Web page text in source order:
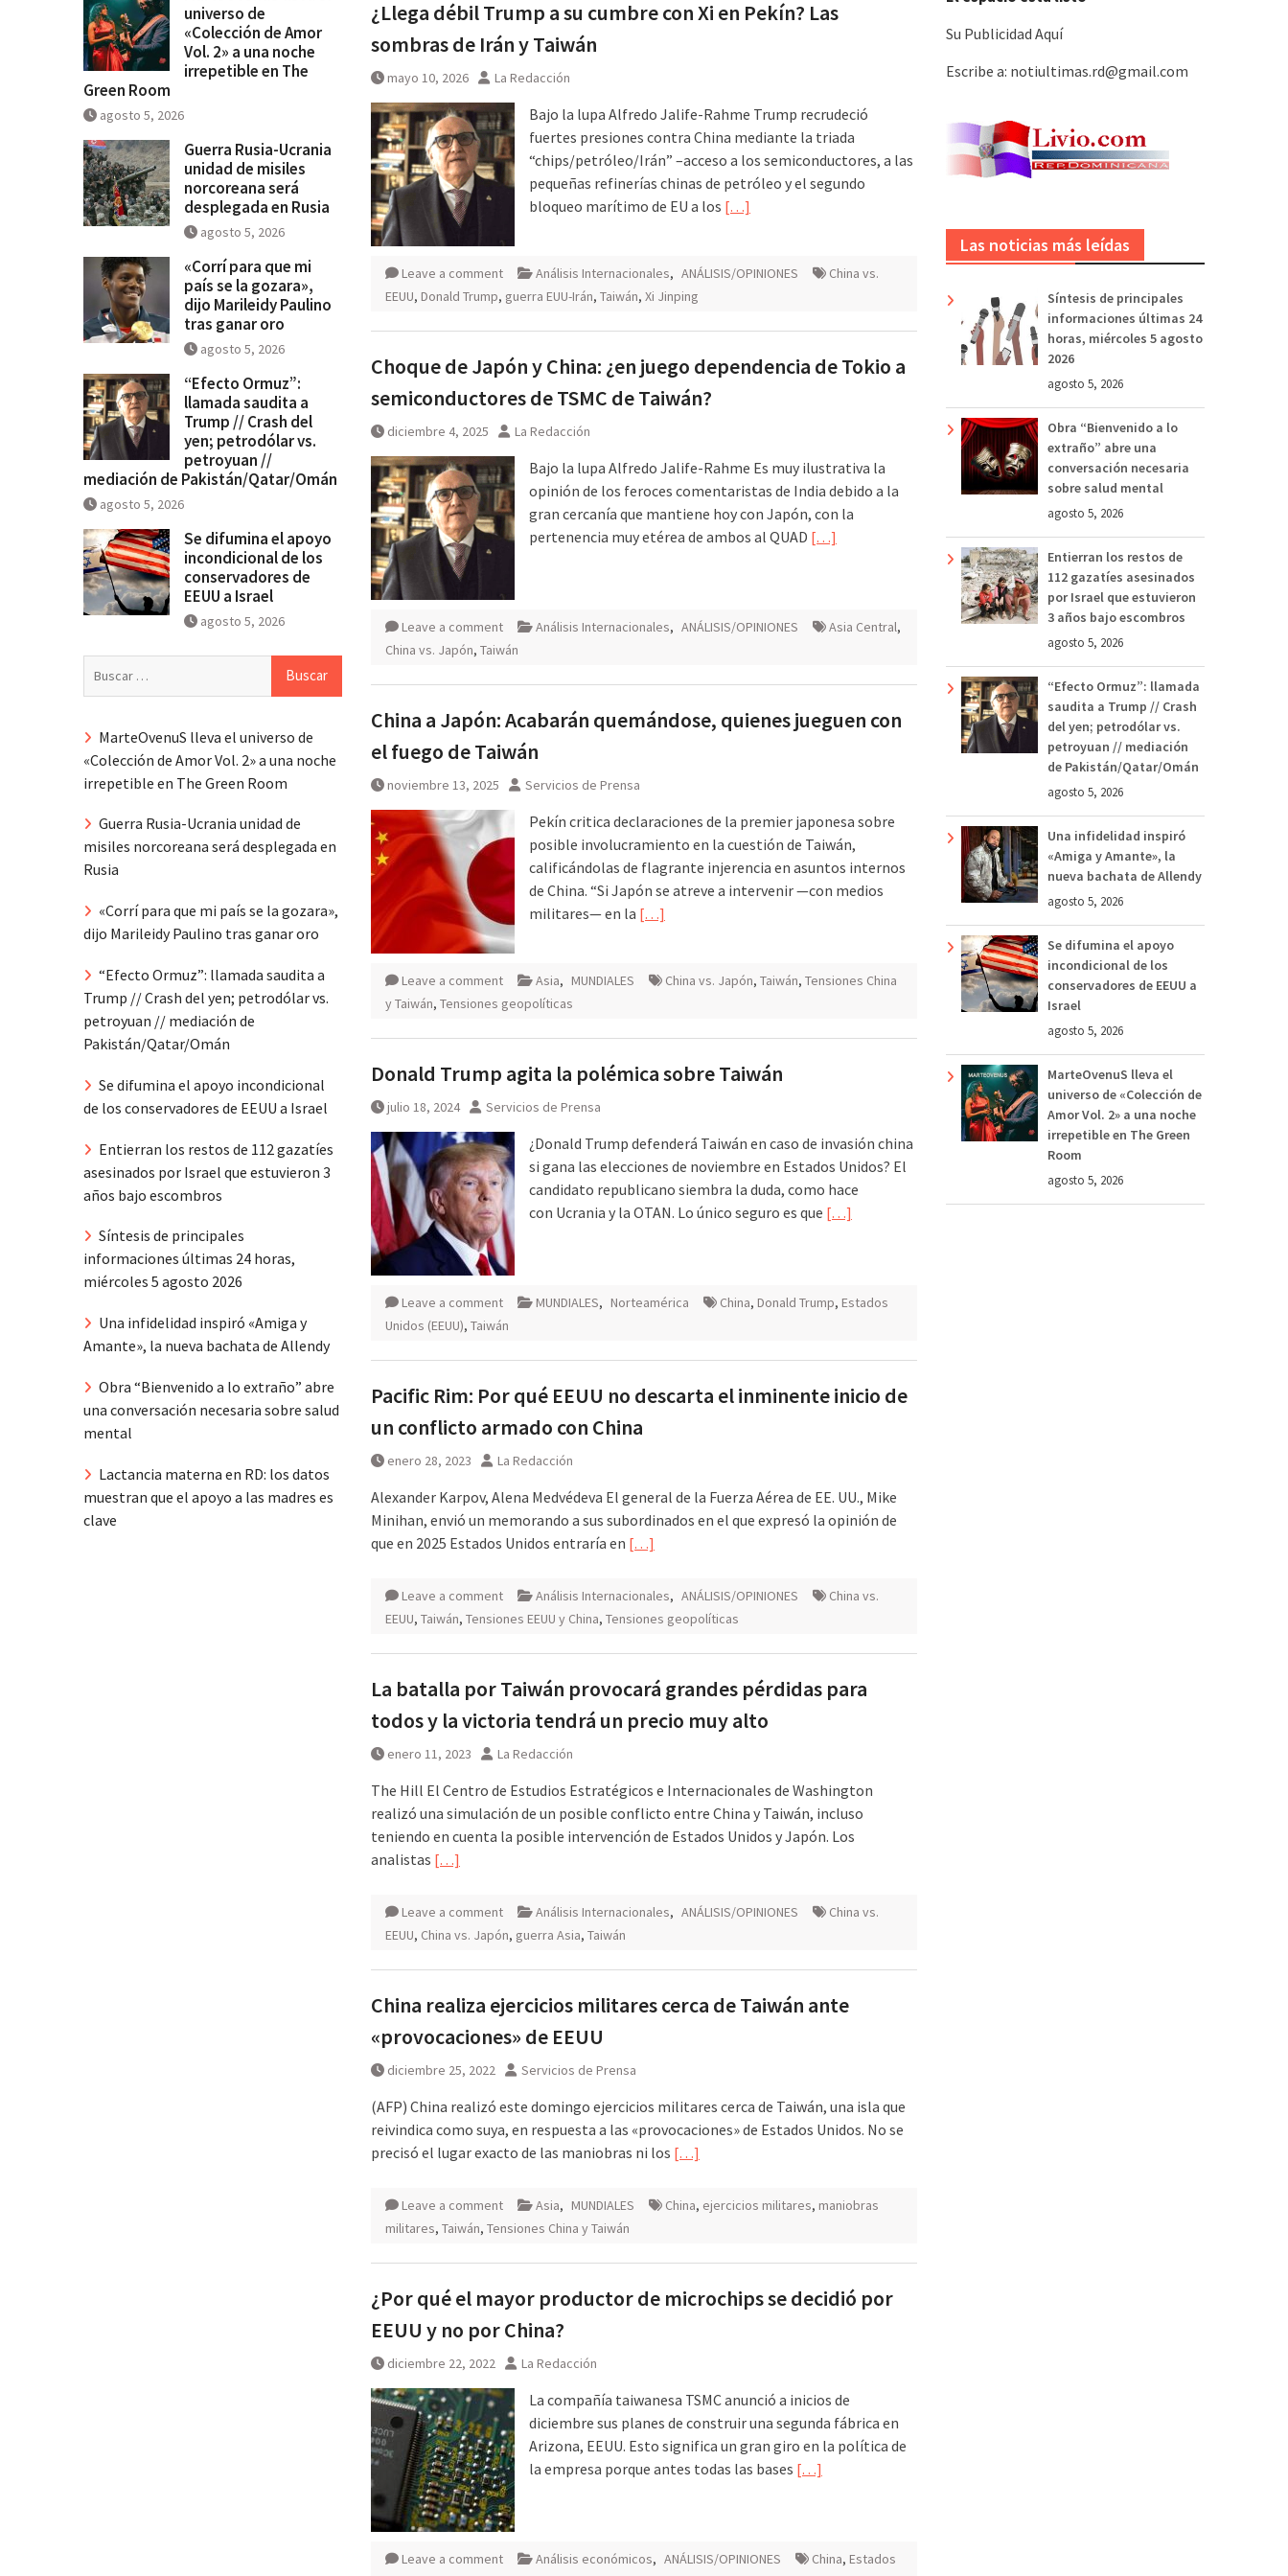
«Colección de Amor Vol. 2» a una noche
irrepetible en The Green Room
¿Llega débil Trump a su cumbre con Xi en Pekín? Las
sombras de Irán y Taiwán
mayo 10, 2026 La Redacción
Bajo la lupa Alfredo Jalife-Rahme Trump recrudeció
fuertes presiones contra China mediante la triada
“chips/petróleo/Irán” –acceso a los semiconductores, a las
pequeñas refinerías chinas de petróleo y el segundo
bloqueo marítimo de EU a los […]
Leave a comment Análisis Internacionales, ANÁLISIS/OPINIONES
China vs.
EEUU, Donald Trump, guerra EUU-Irán, Taiwán, Xi Jinping
Choque de Japón y China: ¿en juego dependencia de Tokio a
semiconductores de TSMC de Taiwán?
diciembre 4, 2025 La Redacción
Bajo la lupa Alfredo Jalife-Rahme Es muy ilustrativa la
opinión de los feroces comentaristas de India debido a la
gran cercanía que mantiene hoy con Japón, con la
pertenencia muy etérea de ambos al QUAD […]
Leave a comment Análisis Internacionales, ANÁLISIS/OPINIONES Asia Central,
China vs. Japón, Taiwán
China a Japón: Acabarán quemándose, quienes jueguen con
el fuego de Taiwán
noviembre 13, 2025 Servicios de Prensa
Pekín critica declaraciones de la premier japonesa sobre
posible involucramiento en la cuestión de Taiwán,
calificándolas de flagrante injerencia en asuntos internos
de China. “Si Japón se atreve a intervenir —con medios
militares— en la […]
Leave a comment Asia, MUNDIALES China vs. Japón, Taiwán, Tensiones China
y Taiwán, Tensiones geopolíticas
Donald Trump agita la polémica sobre Taiwán
julio 18, 2024 Servicios de Prensa
¿Donald Trump defenderá Taiwán en caso de invasión china
si gana las elecciones de noviembre en Estados Unidos? El
candidato republicano siembra la duda, como hace
con Ucrania y la OTAN. Lo único seguro es que […]
Leave a comment MUNDIALES, Norteamérica China, Donald Trump, Estados
Unidos (EEUU), Taiwán
Pacific Rim: Por qué EEUU no descarta el inminente inicio de
un conflicto armado con China
enero 28, 2023 La Redacción
Alexander Karpov, Alena Medvédeva El general de la Fuerza Aérea de EE. UU., Mike
Minihan, envió un memorando a sus subordinados en el que expresó la opinión de
que en 2025 Estados Unidos entraría en […]
Leave a comment Análisis Internacionales, ANÁLISIS/OPINIONES
China vs.
EEUU, Taiwán, Tensiones EEUU y China, Tensiones geopolíticas
La batalla por Taiwán provocará grandes pérdidas para
todos y la victoria tendrá un precio muy alto
enero 11, 2023 La Redacción
The Hill El Centro de Estudios Estratégicos e Internacionales de Washington
realizó una simulación de un posible conflicto entre China y Taiwán, incluso
teniendo en cuenta la posible intervención de Estados Unidos y Japón. Los
analistas […]
Leave a comment Análisis Internacionales, ANÁLISIS/OPINIONES
China vs.
EEUU, China vs. Japón, guerra Asia, Taiwán
China realiza ejercicios militares cerca de Taiwán ante
«provocaciones» de EEUU
diciembre 25, 2022 Servicios de Prensa
(AFP) China realizó este domingo ejercicios militares cerca de Taiwán, una isla que
reivindica como suya, en respuesta a las «provocaciones» de Estados Unidos. No se
precisó el lugar exacto de las maniobras ni los […]
Leave a comment Asia, MUNDIALES China, ejercicios militares, maniobras
militares, Taiwán, Tensiones China y Taiwán
¿Por qué el mayor productor de microchips se decidió por
EEUU y no por China?
diciembre 22, 2022 La Redacción
La compañía taiwanesa TSMC anunció a inicios de
diciembre sus planes de construir una segunda fábrica en
Arizona, EEUU. Esto significa un gran giro en la política de
la empresa porque antes todas las bases […]
Leave a comment Análisis económicos, ANÁLISIS/OPINIONES China, Estados
Su Publicidad Aquí
Escribe a: notiultimas.rd@gmail.com
Las noticias más leídas
Síntesis de principales
informaciones últimas 24
horas, miércoles 5 agosto
2026
agosto 5, 2026
Obra “Bienvenido a lo
extraño” abre una
conversación necesaria
sobre salud mental
agosto 5, 2026
Entierran los restos de
112 gazatíes asesinados
por Israel que estuvieron
3 años bajo escombros
agosto 5, 2026
“Efecto Ormuz”: llamada
saudita a Trump // Crash
del yen; petrodólar vs.
petroyuan // mediación
de Pakistán/Qatar/Omán
agosto 5, 2026
Una infidelidad inspiró
«Amiga y Amante», la
nueva bachata de Allendy
agosto 5, 2026
Se difumina el apoyo
incondicional de los
conservadores de EEUU a
Israel
agosto 5, 2026
MarteOvenuS lleva el
universo de «Colección de
Amor Vol. 2» a una noche
irrepetible en The Green
Room
agosto 5, 2026
universo de
«Colección de Amor
Vol. 2» a una noche
irrepetible en The
Green Room
agosto 5, 2026
Guerra Rusia-Ucrania
unidad de misiles
norcoreana será
desplegada en Rusia
agosto 5, 2026
«Corrí para que mi
país se la gozara»,
dijo Marileidy Paulino
tras ganar oro
agosto 5, 2026
“Efecto Ormuz”:
llamada saudita a
Trump // Crash del
yen; petrodólar vs.
petroyuan //
mediación de Pakistán/Qatar/Omán
agosto 5, 2026
Se difumina el apoyo
incondicional de los
conservadores de
EEUU a Israel
agosto 5, 2026
MarteOvenuS lleva el universo de
«Colección de Amor Vol. 2» a una noche
irrepetible en The Green Room
Guerra Rusia-Ucrania unidad de
misiles norcoreana será desplegada en
Rusia
«Corrí para que mi país se la gozara»,
dijo Marileidy Paulino tras ganar oro
“Efecto Ormuz”: llamada saudita a
Trump // Crash del yen; petrodólar vs.
petroyuan // mediación de
Pakistán/Qatar/Omán
Se difumina el apoyo incondicional
de los conservadores de EEUU a Israel
Entierran los restos de 112 gazatíes
asesinados por Israel que estuvieron 3
años bajo escombros
Síntesis de principales
informaciones últimas 24 horas,
miércoles 5 agosto 2026
Una infidelidad inspiró «Amiga y
Amante», la nueva bachata de Allendy
Obra “Bienvenido a lo extraño” abre
una conversación necesaria sobre salud
mental
Lactancia materna en RD: los datos
muestran que el apoyo a las madres es
clave